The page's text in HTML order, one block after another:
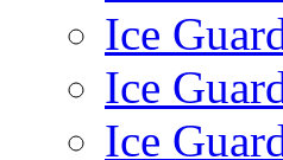
Ice
Ice
Ice